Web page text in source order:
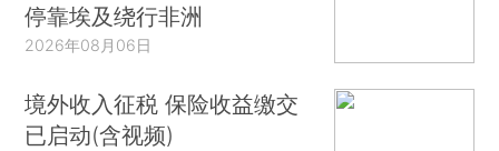
停靠埃及绕行非洲
2026年08月06日
境外收入征税 保险收益缴交
已启动(含视频)